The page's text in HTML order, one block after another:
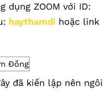
dụng ZOOM với ID:
haythamdi hoặc link
đã kiến lập nên ngôi